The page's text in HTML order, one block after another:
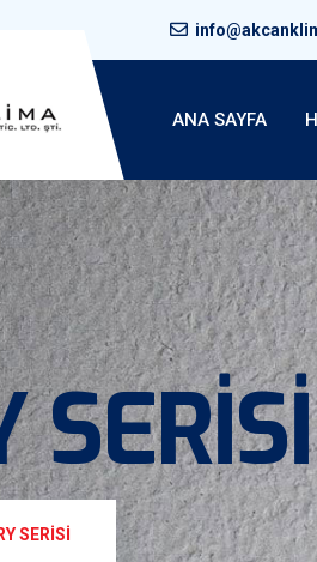
ANA SAYFA
SERİSİ
SERİSİ